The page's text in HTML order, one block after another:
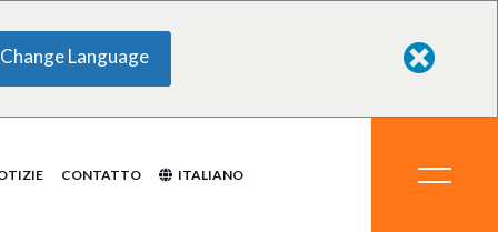
Change Language
CONTATTO ITALIANO
chimici